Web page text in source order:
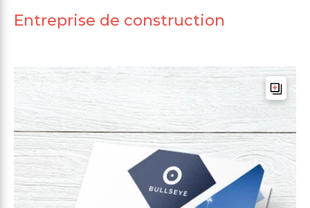
Entreprise de construction